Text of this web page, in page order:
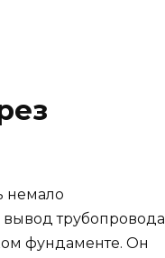
немало
трубопровода
фундаменте. Он